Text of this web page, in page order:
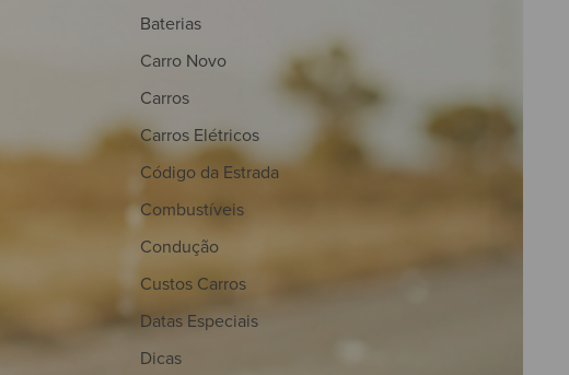
Baterias
Carro Novo
Carros
Carros Elétricos
Código da Estrada
Combustíveis
Condução
Custos Carros
Datas Especiais
Dicas